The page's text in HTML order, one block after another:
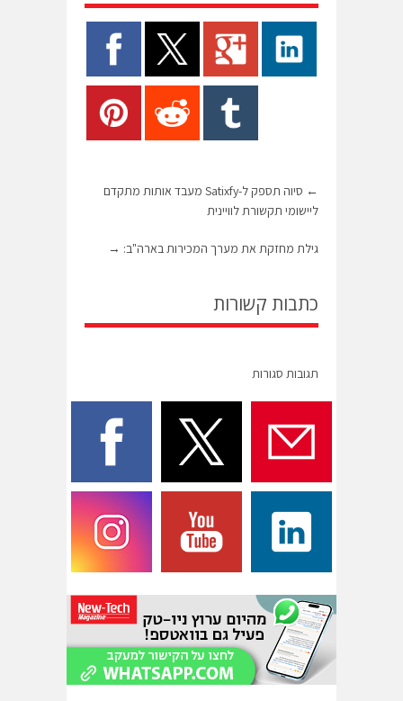
←
סיוה תספק ל-Satixfy מעבד אותות מתקדם
ליישומי תקשורת לוויינית
גילת מחזקת את מערך המכירות בארה"ב: →
כתבות קשורות
תגובות סגורות